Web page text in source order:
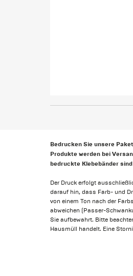
Bedrucken Sie unsere
Produkte werden bei
bedruckte Klebebänder
Der Druck erfolgt
darauf hin, dass Farb- und
von einem Ton nach der
abweichen (Passer-
Sie aufbewahrt. Bitte
Hausmüll handelt. Eine